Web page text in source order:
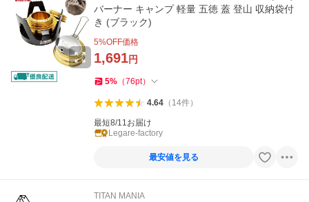
バーナー キャンプ 軽量 五徳 蓋 登山 収納袋付
き (ブラック)
5%OFF価格
1,691円
5% （76pt）
4.64（ 14件）
最短8/11お届け
Legare-factory
最安値を見る
TITAN MANIA